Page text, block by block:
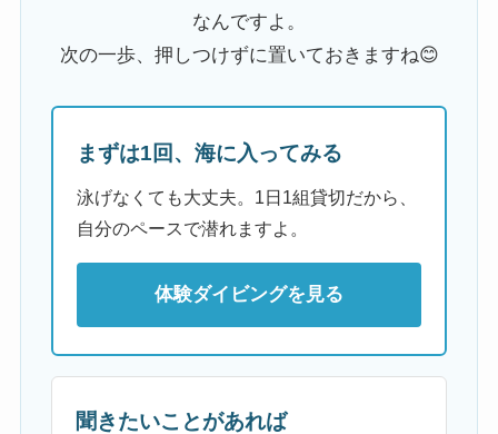
なんですよ。
次の一歩、押しつけずに置いておきますね😊
まずは1回、海に入ってみる
泳げなくても大丈夫。1日1組貸切だから、
自分のペースで潜れますよ。
体験ダイビングを見る
聞きたいことがあれば